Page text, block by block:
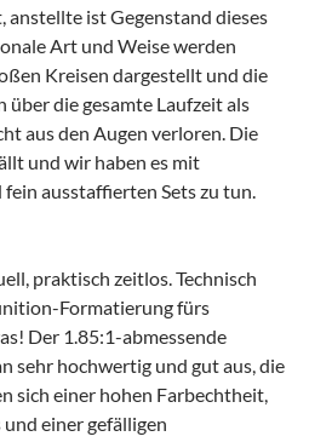
anstellte ist Gegenstand dieses
Art und Weise werden
Kreisen dargestellt und die
die gesamte Laufzeit als
aus den Augen verloren. Die
und wir haben es mit
ausstaffierten Sets zu tun.
praktisch zeitlos. Technisch
Formatierung fürs
Der 1.85:1-abmessende
sehr hochwertig und gut aus, die
sich einer hohen Farbechtheit,
einer gefälligen